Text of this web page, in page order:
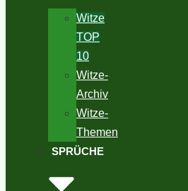
Witze
TOP
10
Witze-
Archiv
Witze-
Themen
SPRÜCHE